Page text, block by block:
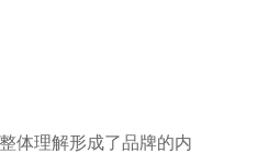
体理解形成了品牌的内